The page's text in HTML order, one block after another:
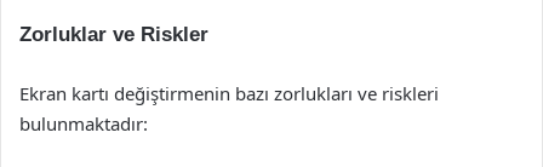
Zorluklar ve Riskler
Ekran kartı değiştirmenin bazı zorlukları ve riskleri
bulunmaktadır: